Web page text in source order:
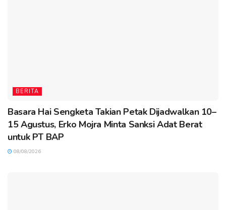
BERITA
Basara Hai Sengketa Takian Petak Dijadwalkan 10–
15 Agustus, Erko Mojra Minta Sanksi Adat Berat
untuk PT BAP
08/08/2026